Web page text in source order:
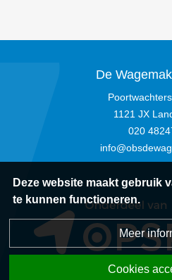
De
1121 JX
020
Deze website maakt gebruik
te kunnen functioneren.
Meer
Cookies